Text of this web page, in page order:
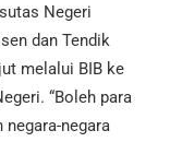
Negeri
dan Tendik
melalui BIB ke
“Boleh para
negara